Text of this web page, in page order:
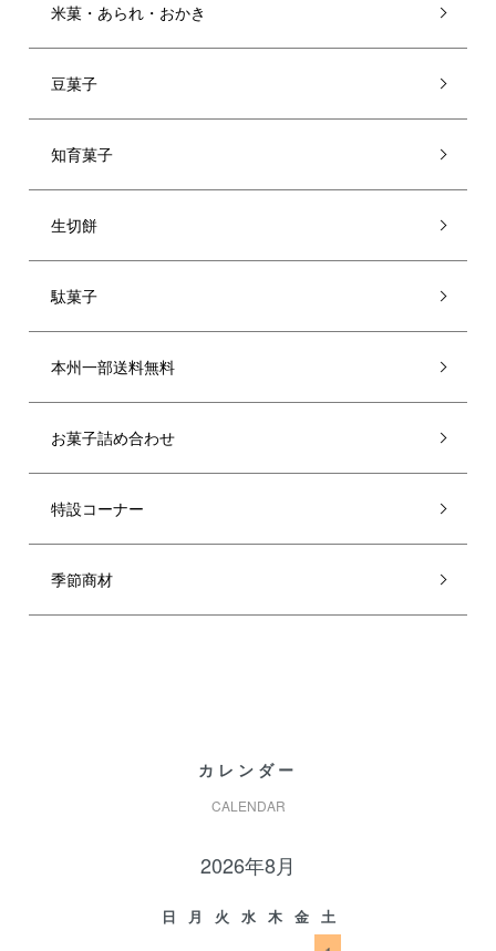
米菓・あられ・おかき
豆菓子
知育菓子
生切餅
駄菓子
本州一部送料無料
お菓子詰め合わせ
特設コーナー
季節商材
カレンダー
CALENDAR
2026年8月
日 月 火 水 木 金
土